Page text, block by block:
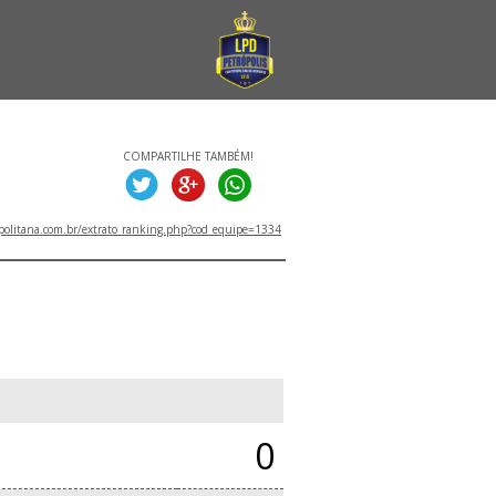
COMPARTILHE TAMBÉM!
extrato_ranking.php?cod_equipe=1334
0